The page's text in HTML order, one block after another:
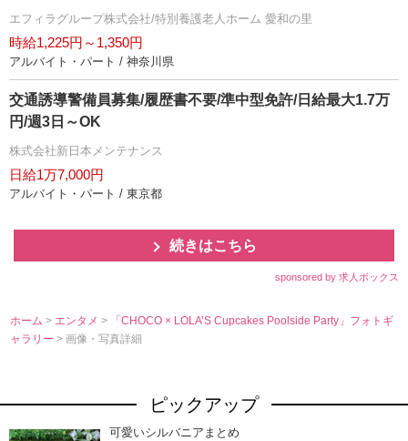
エフィラグループ株式会社/特別養護老人ホーム 愛和の里
時給1,225円～1,350円
アルバイト・パート / 神奈川県
交通誘導警備員募集/履歴書不要/準中型免許/日給最大1.7万
円/週3日～OK
株式会社新日本メンテナンス
日給1万7,000円
アルバイト・パート / 東京都
続きはこちら
sponsored by 求人ボックス
ホーム > エンタメ>
「CHOCO × LOLA’S Cupcakes Poolside Party」フォトギ
ャラリー> 画像・写真詳細
ピックアップ
可愛いシルバニアまとめ